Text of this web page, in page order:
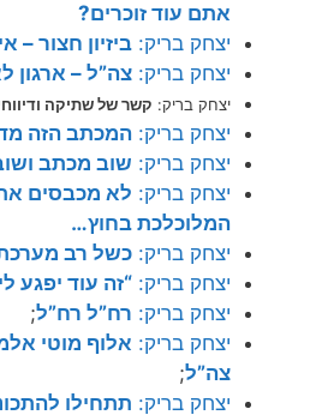
אתם עוד זוכרים?
יצחק בריק: ביזיון חצור –
יצחק בריק: צה”ל – ארגון
יצחק בריק: קשר של שתיקה
יצחק בריק: המכתב הזה
יצחק בריק: שוב מכתב
יצחק בריק: לא מכבסים
המלוכלכת בחוץ…
יצחק בריק: כשל רב
יצחק בריק: “זה עוד יפגע
יצחק בריק: רח”ל רח”ל;
יצחק בריק: אלוף מוטי
צה”ל;
יצחק בריק: תתחילו